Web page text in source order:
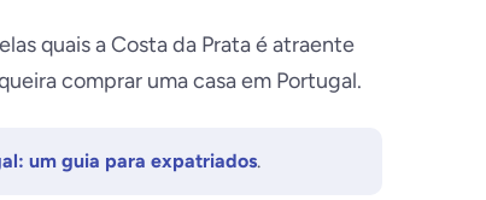
quais a Costa da Prata é atraente
comprar uma casa em Portugal.
um guia para expatriados.